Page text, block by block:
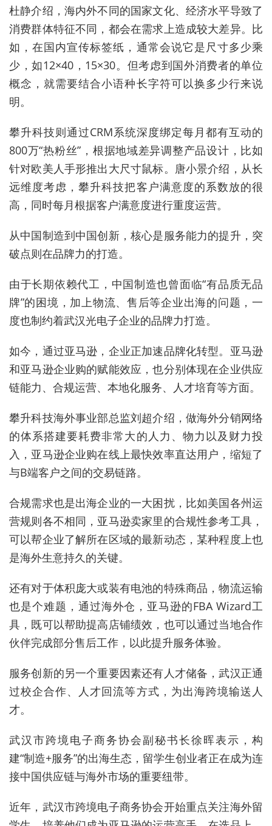
杜静介绍，海内外不同的国家文化、经济水平导致了
消费群体特征不同，都会在需求上造成较大差异。比
如，在国内宣传标签纸，通常会说它是尺寸多少乘
少，如12×40，15×30。但考虑到国外消费者的单位
概念，就需要结合小语种长字符可以换多少行来说
明。
攀升科技则通过CRM系统深度绑定每月都有互动的
800万“热粉丝”，根据地域差异调整产品设计，比如
针对欧美人手形推出大尺寸鼠标。唐小景介绍，从长
远维度考虑，攀升科技把客户满意度的系数放的很
高，同时每月根据客户满意度进行重度运营。
从中国制造到中国创新，核心是服务能力的提升，突
破点则在品牌力的打造。
由于长期依赖代工，中国制造也曾面临“有品质无品
牌”的困境，加上物流、售后等企业出海的问题，一
度也制约着武汉光电子企业的品牌力打造。
如今，通过亚马逊，企业正加速品牌化转型。亚马逊
和亚马逊企业购的赋能效应，也分别体现在企业供应
链能力、合规运营、本地化服务、人才培育等方面。
攀升科技海外事业部总监刘超介绍，做海外分销网络
的体系搭建要耗费非常大的人力、物力以及财力投
入，亚马逊企业购在线上最快效率直达用户，缩短了
与B端客户之间的交易链路。
合规需求也是出海企业的一大困扰，比如美国各州运
营规则各不相同，亚马逊卖家里的合规性参考工具，
可以帮企业了解所在区域的最新动态，某种程度上也
是海外生意持久的关键。
还有对于体积庞大或装有电池的特殊商品，物流运输
也是个难题，通过海外仓，亚马逊的FBA Wizard工
具，既可以帮助提高店铺绩效，也可以通过当地合作
伙伴完成部分售后工作，以此提升服务体验。
服务创新的另一个重要因素还有人才储备，武汉正通
过校企合作、人才回流等方式，为出海跨境输送人
才。
武汉市跨境电子商务协会副秘书长徐晖表示，构
建“制造+服务”的出海生态，留学生创业者正在成为连
接中国供应链与海外市场的重要纽带。
近年，武汉市跨境电子商务协会开始重点关注海外留